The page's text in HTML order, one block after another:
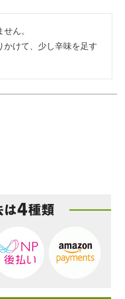
ん。
かけて、少し辛味を足す